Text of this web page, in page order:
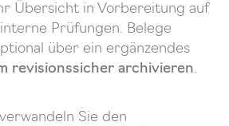
Übersicht in Vorbereitung auf
Prüfungen. Belege
über ein ergänzendes
revisionssicher archivieren.
verwandeln Sie den